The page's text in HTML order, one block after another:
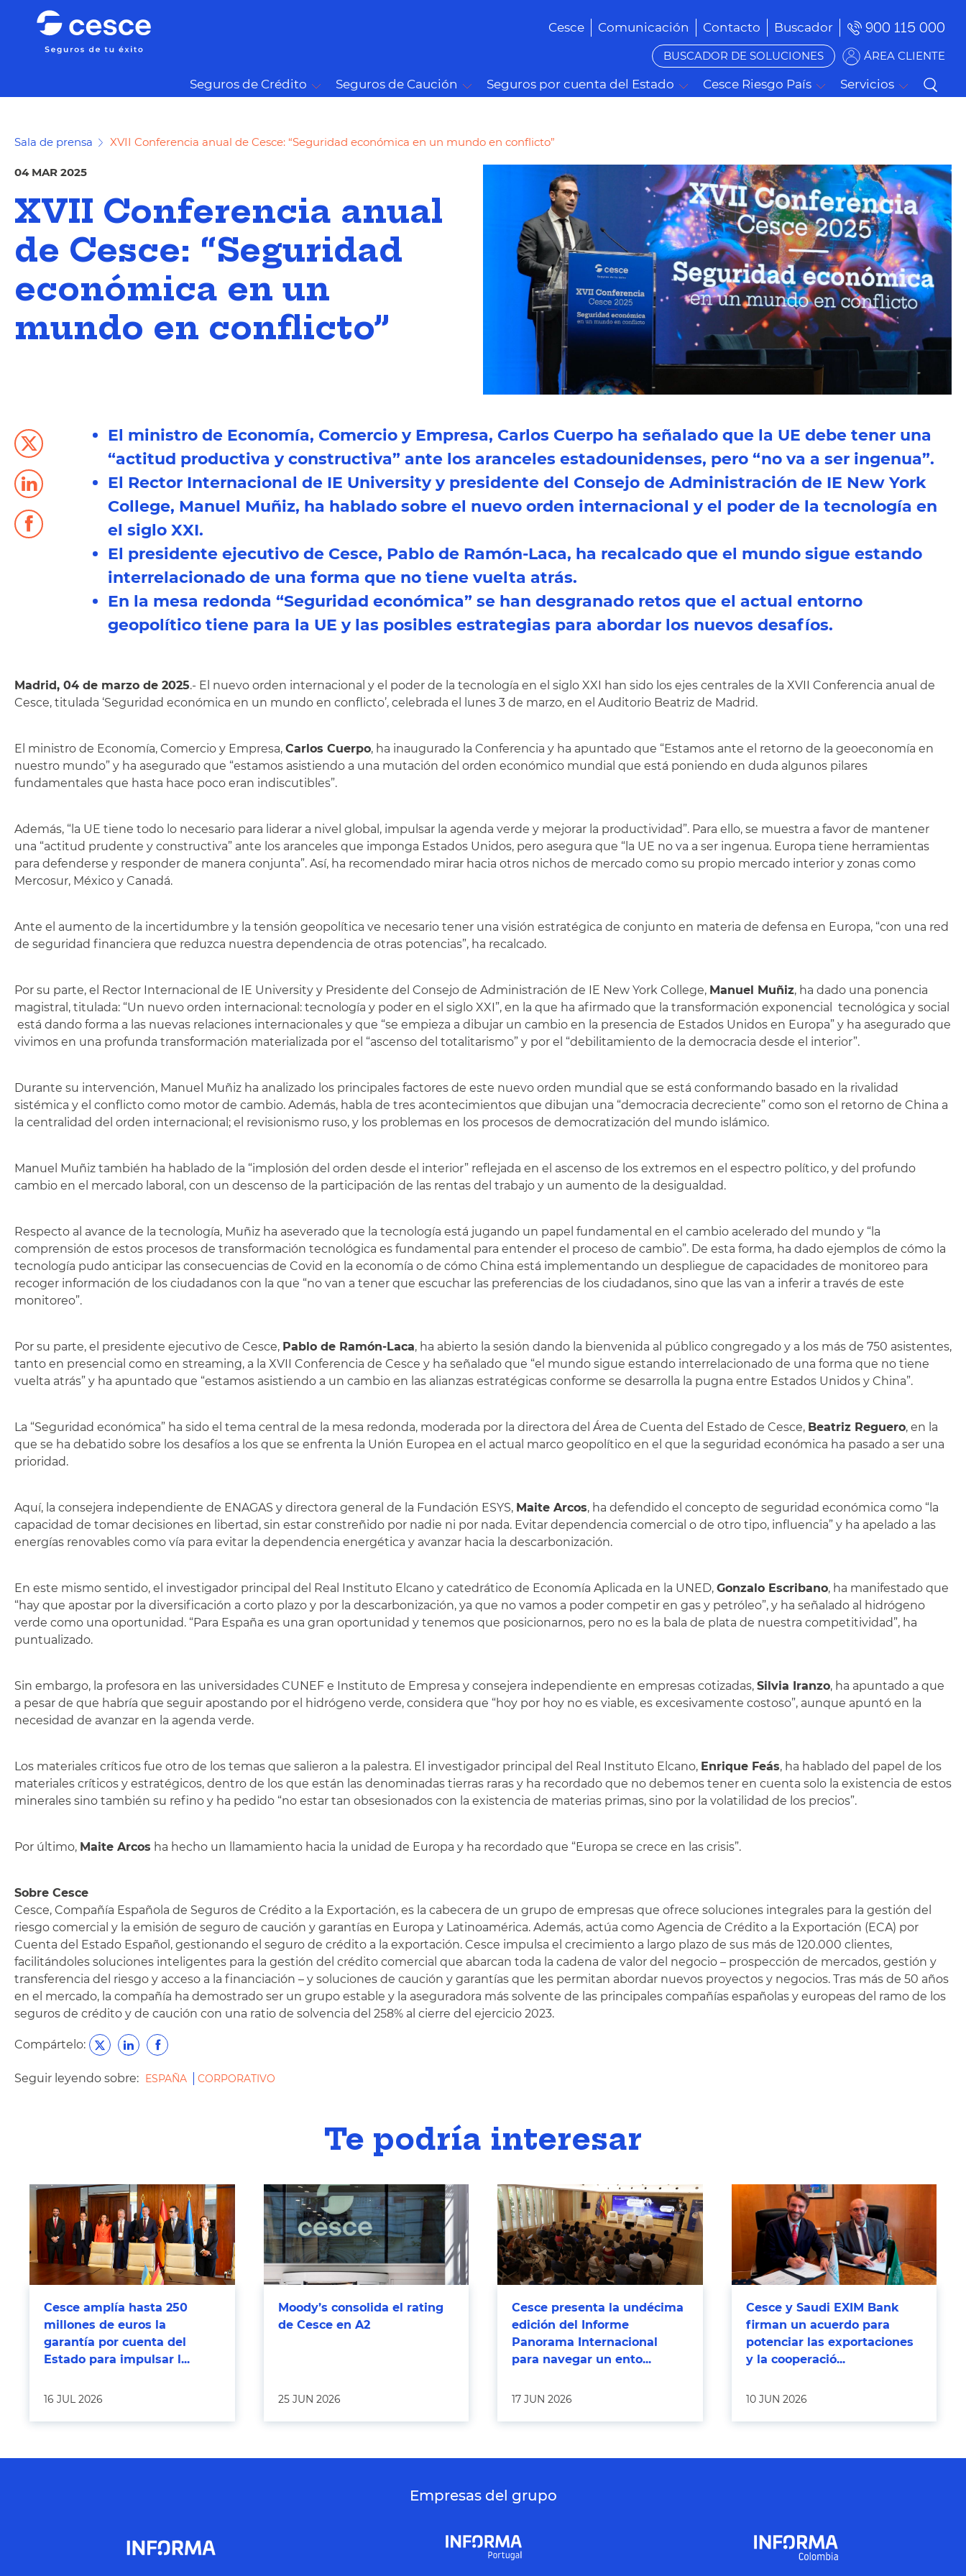
Cesce Comunicación Contacto Buscador 900 115 000
BUSCADOR DE SOLUCIONES ÁREA CLIENTE
Seguros de Crédito Seguros de Caución Seguros por cuenta del Estado Cesce Riesgo País Servicios
Sala de prensa XVII Conferencia anual de Cesce: “Seguridad económica en un mundo en conflicto”
04 MAR 2025
XVII Conferencia anual
de Cesce: “Seguridad
económica en un
mundo en conflicto”
El ministro de Economía, Comercio y Empresa, Carlos Cuerpo ha señalado que la UE debe tener una
“actitud productiva y constructiva” ante los aranceles estadounidenses, pero “no va a ser ingenua”.
El Rector Internacional de IE University y presidente del Consejo de Administración de IE New York
College, Manuel Muñiz, ha hablado sobre el nuevo orden internacional y el poder de la tecnología en
el siglo XXI.
El presidente ejecutivo de Cesce, Pablo de Ramón-Laca, ha recalcado que el mundo sigue estando
interrelacionado de una forma que no tiene vuelta atrás.
En la mesa redonda “Seguridad económica” se han desgranado retos que el actual entorno
geopolítico tiene para la UE y las posibles estrategias para abordar los nuevos desafíos.
Madrid, 04 de marzo de 2025.- El nuevo orden internacional y el poder de la tecnología en el siglo XXI han sido los ejes centrales de la XVII Conferencia anual de
Cesce, titulada ‘Seguridad económica en un mundo en conflicto’, celebrada el lunes 3 de marzo, en el Auditorio Beatriz de Madrid.
El ministro de Economía, Comercio y Empresa, Carlos Cuerpo, ha inaugurado la Conferencia y ha apuntado que “Estamos ante el retorno de la geoeconomía en
nuestro mundo” y ha asegurado que “estamos asistiendo a una mutación del orden económico mundial que está poniendo en duda algunos pilares
fundamentales que hasta hace poco eran indiscutibles”.
Además, “la UE tiene todo lo necesario para liderar a nivel global, impulsar la agenda verde y mejorar la productividad”. Para ello, se muestra a favor de mantener
una “actitud prudente y constructiva” ante los aranceles que imponga Estados Unidos, pero asegura que “la UE no va a ser ingenua. Europa tiene herramientas
para defenderse y responder de manera conjunta”. Así, ha recomendado mirar hacia otros nichos de mercado como su propio mercado interior y zonas como
Mercosur, México y Canadá.
Ante el aumento de la incertidumbre y la tensión geopolítica ve necesario tener una visión estratégica de conjunto en materia de defensa en Europa, “con una red
de seguridad financiera que reduzca nuestra dependencia de otras potencias”, ha recalcado.
Por su parte, el Rector Internacional de IE University y Presidente del Consejo de Administración de IE New York College, Manuel Muñiz, ha dado una ponencia
magistral, titulada: “Un nuevo orden internacional: tecnología y poder en el siglo XXI”, en la que ha afirmado que la transformación exponencial tecnológica y social
está dando forma a las nuevas relaciones internacionales y que “se empieza a dibujar un cambio en la presencia de Estados Unidos en Europa” y ha asegurado que
vivimos en una profunda transformación materializada por el “ascenso del totalitarismo” y por el “debilitamiento de la democracia desde el interior”.
Durante su intervención, Manuel Muñiz ha analizado los principales factores de este nuevo orden mundial que se está conformando basado en la rivalidad
sistémica y el conflicto como motor de cambio. Además, habla de tres acontecimientos que dibujan una “democracia decreciente” como son el retorno de China a
la centralidad del orden internacional; el revisionismo ruso, y los problemas en los procesos de democratización del mundo islámico.
Manuel Muñiz también ha hablado de la “implosión del orden desde el interior” reflejada en el ascenso de los extremos en el espectro político, y del profundo
cambio en el mercado laboral, con un descenso de la participación de las rentas del trabajo y un aumento de la desigualdad.
Respecto al avance de la tecnología, Muñiz ha aseverado que la tecnología está jugando un papel fundamental en el cambio acelerado del mundo y “la
comprensión de estos procesos de transformación tecnológica es fundamental para entender el proceso de cambio”. De esta forma, ha dado ejemplos de cómo la
tecnología pudo anticipar las consecuencias de Covid en la economía o de cómo China está implementando un despliegue de capacidades de monitoreo para
recoger información de los ciudadanos con la que “no van a tener que escuchar las preferencias de los ciudadanos, sino que las van a inferir a través de este
monitoreo”.
Por su parte, el presidente ejecutivo de Cesce, Pablo de Ramón-Laca, ha abierto la sesión dando la bienvenida al público congregado y a los más de 750 asistentes,
tanto en presencial como en streaming, a la XVII Conferencia de Cesce y ha señalado que “el mundo sigue estando interrelacionado de una forma que no tiene
vuelta atrás” y ha apuntado que “estamos asistiendo a un cambio en las alianzas estratégicas conforme se desarrolla la pugna entre Estados Unidos y China”.
La “Seguridad económica” ha sido el tema central de la mesa redonda, moderada por la directora del Área de Cuenta del Estado de Cesce, Beatriz Reguero, en la
que se ha debatido sobre los desafíos a los que se enfrenta la Unión Europea en el actual marco geopolítico en el que la seguridad económica ha pasado a ser una
prioridad.
Aquí, la consejera independiente de ENAGAS y directora general de la Fundación ESYS, Maite Arcos, ha defendido el concepto de seguridad económica como “la
capacidad de tomar decisiones en libertad, sin estar constreñido por nadie ni por nada. Evitar dependencia comercial o de otro tipo, influencia” y ha apelado a las
energías renovables como vía para evitar la dependencia energética y avanzar hacia la descarbonización.
En este mismo sentido, el investigador principal del Real Instituto Elcano y catedrático de Economía Aplicada en la UNED, Gonzalo Escribano, ha manifestado que
“hay que apostar por la diversificación a corto plazo y por la descarbonización, ya que no vamos a poder competir en gas y petróleo”, y ha señalado al hidrógeno
verde como una oportunidad. “Para España es una gran oportunidad y tenemos que posicionarnos, pero no es la bala de plata de nuestra competitividad”, ha
puntualizado.
Sin embargo, la profesora en las universidades CUNEF e Instituto de Empresa y consejera independiente en empresas cotizadas, Silvia Iranzo, ha apuntado a que
a pesar de que habría que seguir apostando por el hidrógeno verde, considera que “hoy por hoy no es viable, es excesivamente costoso”, aunque apuntó en la
necesidad de avanzar en la agenda verde.
Los materiales críticos fue otro de los temas que salieron a la palestra. El investigador principal del Real Instituto Elcano, Enrique Feás, ha hablado del papel de los
materiales críticos y estratégicos, dentro de los que están las denominadas tierras raras y ha recordado que no debemos tener en cuenta solo la existencia de estos
minerales sino también su refino y ha pedido “no estar tan obsesionados con la existencia de materias primas, sino por la volatilidad de los precios”.
Por último, Maite Arcos ha hecho un llamamiento hacia la unidad de Europa y ha recordado que “Europa se crece en las crisis”.
Sobre Cesce
Cesce, Compañía Española de Seguros de Crédito a la Exportación, es la cabecera de un grupo de empresas que ofrece soluciones integrales para la gestión del
riesgo comercial y la emisión de seguro de caución y garantías en Europa y Latinoamérica. Además, actúa como Agencia de Crédito a la Exportación (ECA) por
Cuenta del Estado Español, gestionando el seguro de crédito a la exportación. Cesce impulsa el crecimiento a largo plazo de sus más de 120.000 clientes,
facilitándoles soluciones inteligentes para la gestión del crédito comercial que abarcan toda la cadena de valor del negocio – prospección de mercados, gestión y
transferencia del riesgo y acceso a la financiación – y soluciones de caución y garantías que les permitan abordar nuevos proyectos y negocios. Tras más de 50 años
en el mercado, la compañía ha demostrado ser un grupo estable y la aseguradora más solvente de las principales compañías españolas y europeas del ramo de los
seguros de crédito y de caución con una ratio de solvencia del 258% al cierre del ejercicio 2023.
Compártelo:
Seguir leyendo sobre: ESPAÑA CORPORATIVO
Te podría interesar
Cesce amplía hasta 250
millones de euros la
garantía por cuenta del
Estado para impulsar l...
16 JUL 2026
Moody’s consolida el rating
de Cesce en A2
25 JUN 2026
Cesce presenta la undécima
edición del Informe
Panorama Internacional
para navegar un ento...
17 JUN 2026
Cesce y Saudi EXIM Bank
firman un acuerdo para
potenciar las exportaciones
y la cooperació...
10 JUN 2026
Empresas del grupo